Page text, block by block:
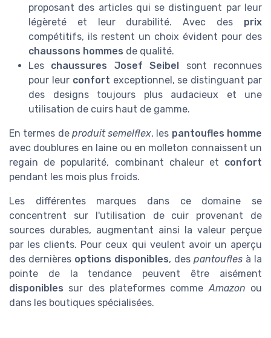
proposant des articles qui se distinguent par leur
légèreté et leur durabilité. Avec des prix
compétitifs, ils restent un choix évident pour des
chaussons hommes de qualité.
Les chaussures Josef Seibel sont reconnues
pour leur confort exceptionnel, se distinguant par
des designs toujours plus audacieux et une
utilisation de cuirs haut de gamme.
En termes de produit semelflex, les pantoufles homme
avec doublures en laine ou en molleton connaissent un
regain de popularité, combinant chaleur et confort
pendant les mois plus froids.
Les différentes marques dans ce domaine se
concentrent sur l'utilisation de cuir provenant de
sources durables, augmentant ainsi la valeur perçue
par les clients. Pour ceux qui veulent avoir un aperçu
des dernières options disponibles, des pantoufles à la
pointe de la tendance peuvent être aisément
disponibles sur des plateformes commeAmazon ou
dans les boutiques spécialisées.